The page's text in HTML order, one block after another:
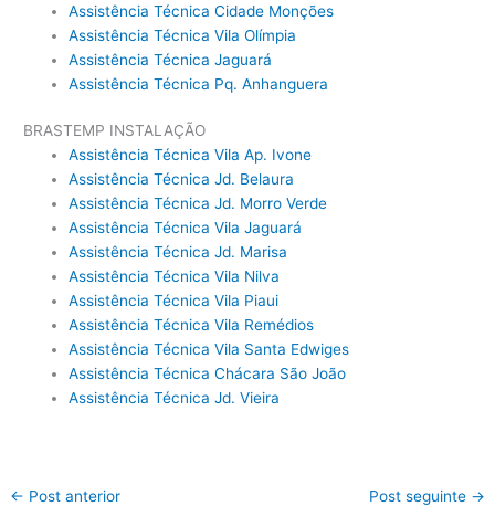
Assistência Técnica Cidade Monções
Assistência Técnica Vila Olímpia
Assistência Técnica Jaguará
Assistência Técnica Pq. Anhanguera
BRASTEMP INSTALAÇÃO
Assistência Técnica Vila Ap. Ivone
Assistência Técnica Jd. Belaura
Assistência Técnica Jd. Morro Verde
Assistência Técnica Vila Jaguará
Assistência Técnica Jd. Marisa
Assistência Técnica Vila Nilva
Assistência Técnica Vila Piaui
Assistência Técnica Vila Remédios
Assistência Técnica Vila Santa Edwiges
Assistência Técnica Chácara São João
Assistência Técnica Jd. Vieira
← Post anterior Post seguinte →